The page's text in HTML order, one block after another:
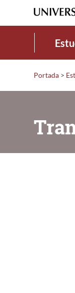
Portada >